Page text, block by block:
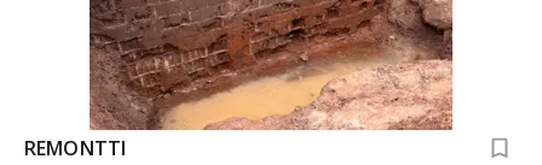
REMONTTI